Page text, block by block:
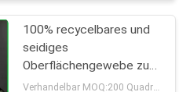
100% recycelbares und
seidiges
Oberflächengewebe zur
Herstellung von Kleidung